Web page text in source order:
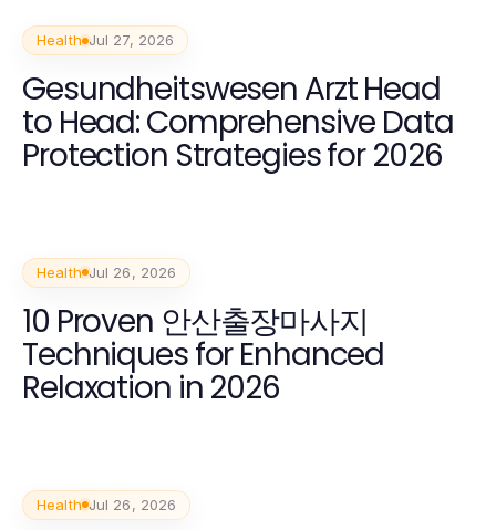
Health Jul 27, 2026
Gesundheitswesen Arzt Head
to Head: Comprehensive Data
Protection Strategies for 2026
Health Jul 26, 2026
10 Proven 안산출장마사지
Techniques for Enhanced
Relaxation in 2026
Health Jul 26, 2026